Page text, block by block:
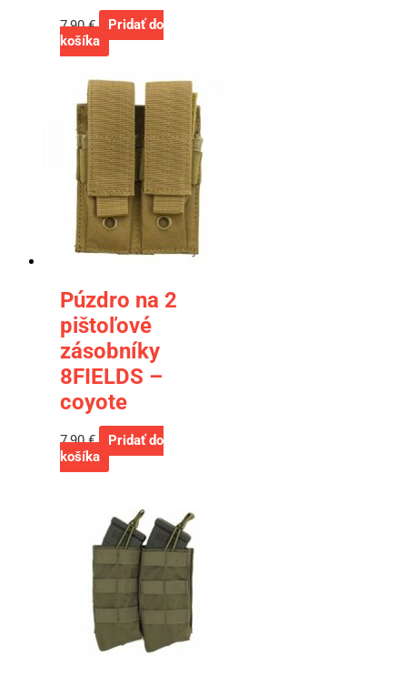
7,90€
Pridať do
košíka
Púzdro na 2
pištoľové
zásobníky
8FIELDS –
coyote
7,90€
Pridať do
košíka